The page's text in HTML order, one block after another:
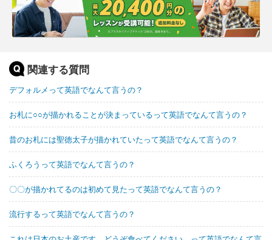
関連する質問
デフォルメって英語でなんて言うの？
お札に○○が描かれることが決まっているって英語でなんて言うの？
昔のお札には聖徳太子が描かれていたって英語でなんて言うの？
ふくろうって英語でなんて言うの？
〇〇が描かれてるのは初めて見たって英語でなんて言うの？
流行するって英語でなんて言うの？